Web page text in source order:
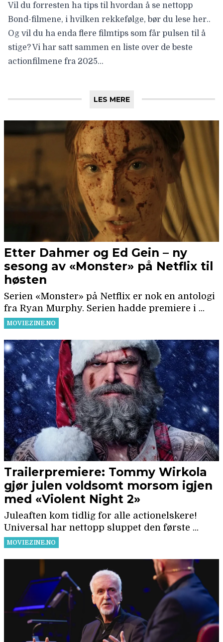
Vil du forresten ha tips til hvordan å se nettopp
Bond-filmene, i hvilken rekkefølge, bør du lese her..
Og vil du ha enda flere filmtips som får pulsen til å
stige? Vi har satt sammen en liste over de beste
actionfilmene fra 2025…
LES MERE